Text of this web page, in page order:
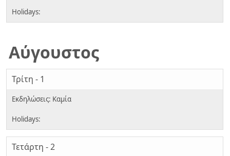
Αύγουστος
Τρίτη - 1
Τετάρτη - 2